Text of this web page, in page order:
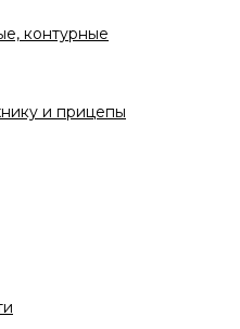
контурные
и прицепы